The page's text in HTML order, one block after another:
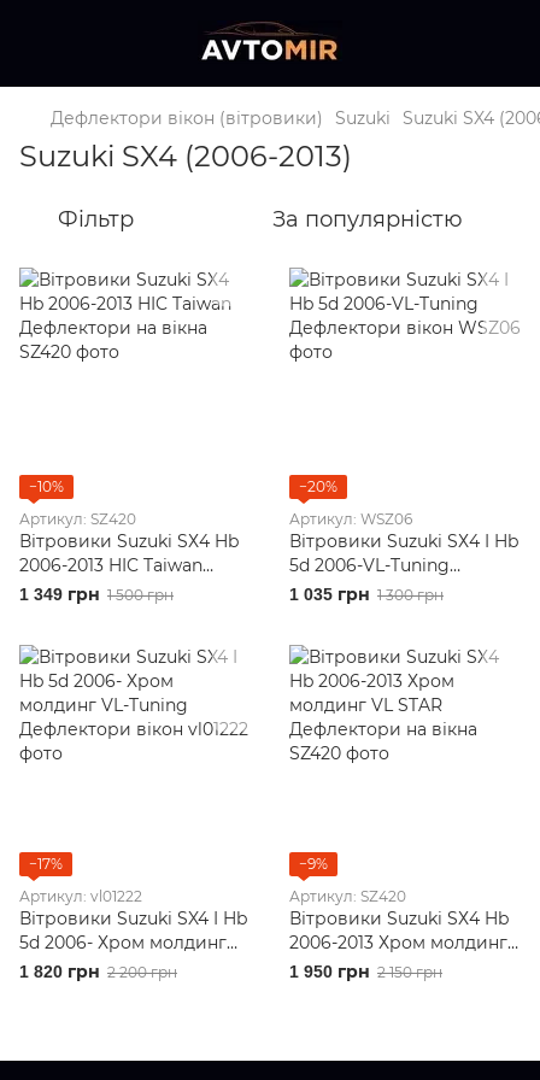
Дефлектори вікон (вітровики) Suzuki Suzuki SX4
Suzuki SX4 (2006-2013)
Фільтр За популярністю
−10%
Артикул: SZ420
Вітровики Suzuki SХ4 Hb
2006-2013 HIC Taiwan
Дефлектори на вікна
1 349 грн 1 500 грн
−20%
Артикул: WSZ06
Вітровики Suzuki SХ4 I Hb
5d 2006-VL-Tuning
Дефлектори вікон
1 035 грн 1 300 грн
−17%
Артикул: vl01222
Вітровики Suzuki SX4 I Hb
5d 2006- Хром молдинг
VL-Tuning Дефлектори
1 820 грн 2 200 грн
−9%
Артикул: SZ420
Вітровики Suzuki SХ4 Hb
2006-2013 Хром молдинг
VL STAR Дефлектори на
1 950 грн 2 150 грн